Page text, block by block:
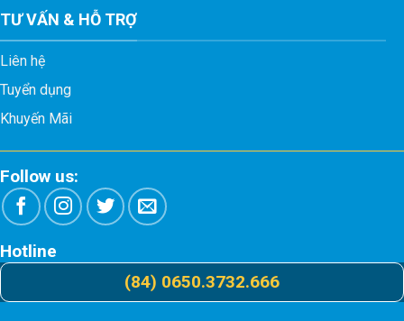
TƯ VẤN & HỖ TRỢ
Liên hệ
Tuyển dụng
Khuyến Mãi
Follow us:
Hotline
(84) 0650.3732.666